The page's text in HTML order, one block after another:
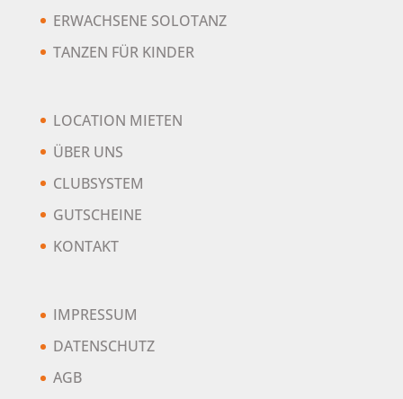
ERWACHSENE SOLOTANZ
TANZEN FÜR KINDER
LOCATION MIETEN
ÜBER UNS
CLUBSYSTEM
GUTSCHEINE
KONTAKT
IMPRESSUM
DATENSCHUTZ
AGB